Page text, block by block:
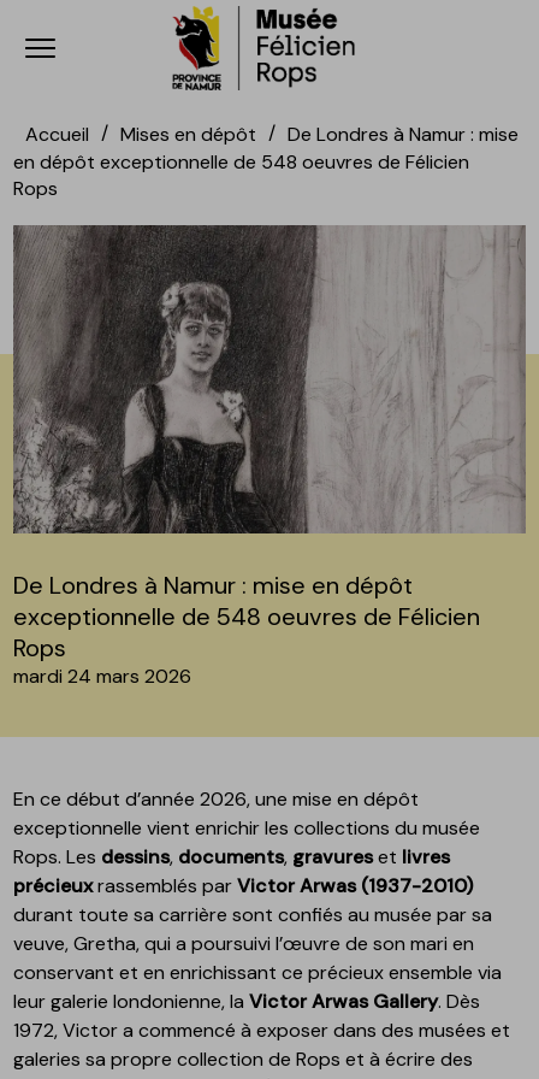
Accèder directement au contenu
Accèder directement au contenu
Ouvrir le menu
Accueil Mises en dépôt
De Londres à Namur : mise
en dépôt exceptionnelle de 548 oeuvres de Félicien
Rops
De Londres à Namur : mise en dépôt
exceptionnelle de 548 oeuvres de Félicien
Rops
mardi 24 mars 2026
En ce début d’année 2026, une mise en dépôt
exceptionnelle vient enrichir les collections du musée
Rops. Les dessins, documents, gravureset livres
précieuxrassemblés parVictor Arwas (1937-2010)
durant toute sa carrière sont confiés au musée par sa
veuve, Gretha, qui a poursuivi l’œuvre de son mari en
conservant et en enrichissant ce précieux ensemble via
leur galerie londonienne, laVictor Arwas Gallery. Dès
1972, Victor a commencé à exposer dans des musées et
galeries sa propre collection de Rops et à écrire des